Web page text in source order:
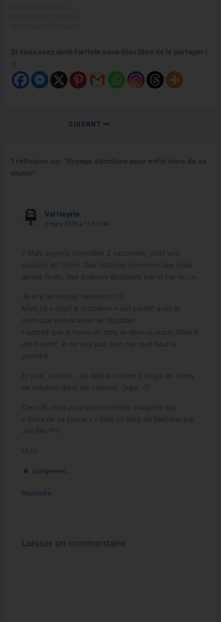
Si vous avez aimé l'article vous êtes libre de le partager !
:)
SUIVANT
1 réflexion sur “Voyage d’écriture pour enfin vivre de sa
plume”
Val Heyrie
2 mars 2025 à 11:31 PM
« Mais soyons honnêtes 2 secondes, c’est une
passion en friche. Des histoires commencées mais
jamais finies, des poèmes éparpillés par-ci par-là… »
Je m’y reconnais tellement ! 🙂
Mais j’ai « réglé le problème » (en partie) avec la
méthode zettelkasten et Obsidian…
Faudrait que je fasse un blog là-dessus aussi. Mais à
cet instant, je ne vois pas bien par quel bout le
prendre.
Et puis, surtout… j’ai déjà au moins 5 blogs en cours
de création dans les cartons. Oups. 🙂
Ceci dit, mais pourquoi je m’étais imaginée que
« Vivre de sa plume » c’était un blog de fille/tenu par
une fille ??!!
Hi hi
chargement…
Répondre
Laisser un commentaire